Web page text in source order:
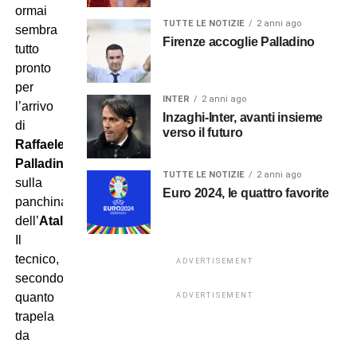
ormai
sembra
tutto
pronto
per
l’arrivo
di
Raffaele
Palladino
sulla
panchina
dell’Atalanta.
tecnico,
secondo
quanto
trapela
da
TUTTE LE NOTIZIE 2 anni ago
Firenze accoglie Palladino
INTER 2 anni ago
Inzaghi-Inter, avanti insieme
verso il futuro
TUTTE LE NOTIZIE 2 anni ago
Euro 2024, le quattro favorite
ADVERTISEMENT
ADVERTISEMENT